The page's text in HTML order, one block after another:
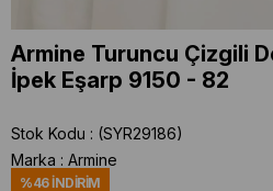
Armine Turuncu Çizgili
İpek Eşarp 9150 - 82
Stok Kodu
(SYR29186)
Marka : Armine
%46İNDIRIM